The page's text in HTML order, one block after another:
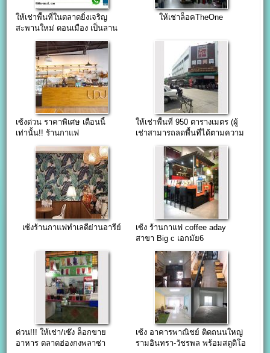
ให้เช่าพื้นที่ในตลาดยิ่งเจริญ
สะพานใหม่ ดอนเมือง เป็นลาน
โปรโมชั่น
ให้เช่าล็อคTheOne
เซ้งด่วน ราคาพิเศษ เดือนนี้
เท่านั้น!! ร้านกาแฟ
ให้เช่าพื้นที่ 950 ตารางเมตร (ผู้
เช่าสามารถลดพื้นที่ได้ตามความ
เซ้งร้านกาแฟทำเลดีย่านอารีย์
เซ้ง ร้านกาแฟ coffee aday
สาขา Big c เอกมัย6
ด่วน!!! ให้เช่า/เซ๊ง ล็อกขาย
อาหาร ตลาดฮ่องกงพลาซ่า
เซ้ง อาคารพาณิชย์ ติดถนนใหญ่
รามอินทรา-วัชรพล พร้อมสตูดิโอ